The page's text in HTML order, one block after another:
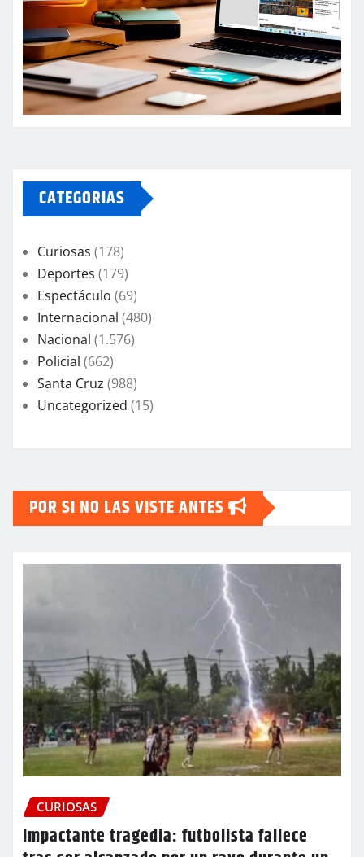
CATEGORIAS
Curiosas (178)
Deportes (179)
Espectáculo (69)
Internacional (480)
Nacional (1.576)
Policial (662)
Santa Cruz (988)
Uncategorized (15)
POR SI NO LAS VISTE ANTES
CURIOSAS
Impactante tragedia: futbolista fallece